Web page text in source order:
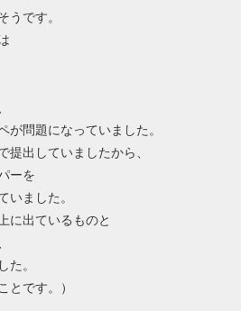
うです。
が問題になっていました。
提出していましたから、
ーを
いました。
に出ているものと
た。
とです。）